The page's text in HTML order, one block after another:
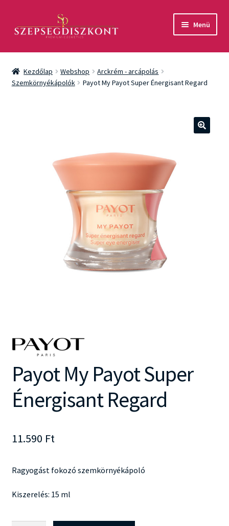
aa
Menü
Akció
Csomagok
Fényvédelem
Kezdőlap Webshop
Arckrém - arcápolás
Szemkörnyékápolók
Payot My Payot Super Énergisant Regard
Payot My Payot Super
Énergisant Regard
11.590 Ft
Ragyogást fokozó szemkörnyékápoló
Kiszerelés: 15 ml